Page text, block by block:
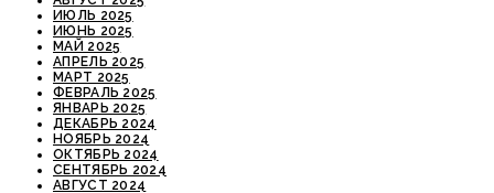
ИЮЛЬ 2025
ИЮНЬ 2025
МАЙ 2025
АПРЕЛЬ 2025
МАРТ 2025
ФЕВРАЛЬ 2025
ЯНВАРЬ 2025
ДЕКАБРЬ 2024
НОЯБРЬ 2024
ОКТЯБРЬ 2024
СЕНТЯБРЬ 2024
АВГУСТ 2024